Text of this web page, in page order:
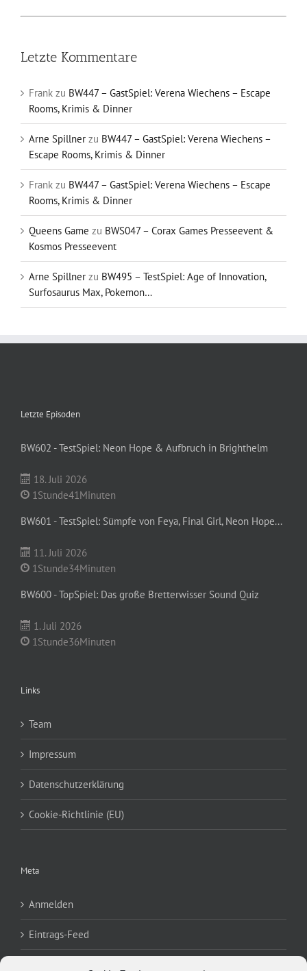
Letzte Kommentare
Frank zu BW447 – GastSpiel: Verena Wiechens – Escape
Rooms, Krimis & Dinner
Arne Spillner zu BW447 – GastSpiel: Verena Wiechens –
Escape Rooms, Krimis & Dinner
Frank zu BW447 – GastSpiel: Verena Wiechens – Escape
Rooms, Krimis & Dinner
Queens Game zu BWS047 – Corax Games Presseevent &
Kosmos Presseevent
Arne Spillner zu BW495 – TestSpiel: Age of Innovation,
Surfosaurus Max, Pokemon…
Letzte Episoden
BW602 - TestSpiel: Neon Hope & Aufbruch in Brighthelm
18. Juli 2026
1Stunde41Minuten
BW601 - TestSpiel: Sümpfe von Feya, Final Girl, Neon Hope...
11. Juli 2026
1Stunde34Minuten
BW600 - TopSpiel: Das große Bretterwisser Sound Quiz
1. Juli 2026
1Stunde36Minuten
Links
Team
Impressum
Datenschutzerklärung
Cookie-Richtlinie (EU)
Meta
Anmelden
Eintrags-Feed